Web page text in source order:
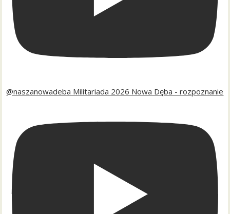
@naszanowadeba Militariada 2026 Nowa Dęba - rozpoznanie